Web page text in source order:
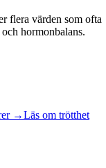
flera värden som ofta
hormonbalans.
→Läs om trötthet